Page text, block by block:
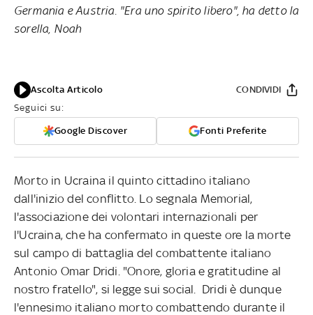
Germania e Austria. "Era uno spirito libero", ha detto la
sorella, Noah
Ascolta Articolo
Seguici su:
Google Discover Fonti Preferite
CONDIVIDI
Morto in Ucraina il quinto cittadino italiano
dall'inizio del conflitto. Lo segnala Memorial,
l'associazione dei volontari internazionali per
l'Ucraina, che ha confermato in queste ore la morte
sul campo di battaglia del combattente italiano
Antonio Omar Dridi. "Onore, gloria e gratitudine al
nostro fratello", si legge sui social. Dridi è dunque
l'ennesimo italiano morto combattendo durante il